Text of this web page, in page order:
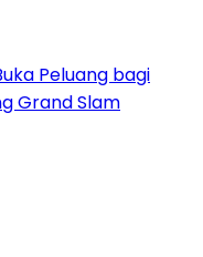
Peluang bagi
Grand Slam